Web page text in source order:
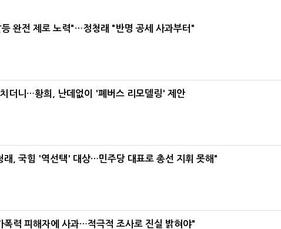
완전 제로 노력"…정청래 "반명 공세 사과부터"
더니…황희, 난데없이 '폐버스 리모델링' 제안
래, 국힘 '역선택' 대상…민주당 대표로 총선 지휘 못해"
폭력 피해자에 사과…적극적 조사로 진실 밝혀야"